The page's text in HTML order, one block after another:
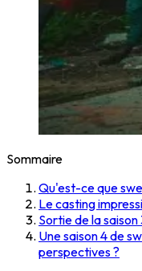
Sommaire
Qu'est-ce que
Le casting
Sortie de la
Une saison 4 de
perspectives ?